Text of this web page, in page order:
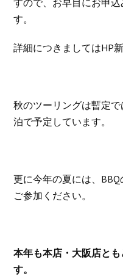
すので、お早目にお申
す。
詳細につきましてはHP
秋のツーリングは暫定
泊で予定しています。
更に今年の夏には、BBQ
ご参加ください。
本年も本店・大阪店と
す。